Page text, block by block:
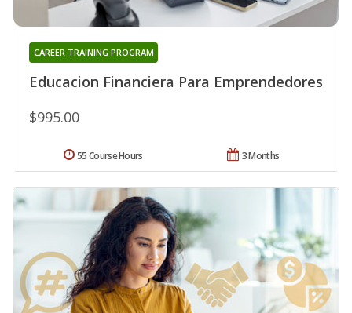
Educacion Financiera Para Emprendedores
CAREER TRAINING PROGRAM
$995.00
3 Months
55 Course Hours